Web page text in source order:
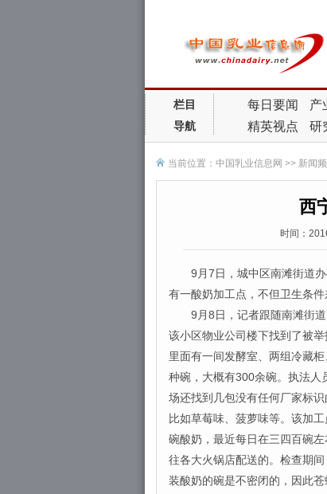
栏目
导航
每日要闻
产
精英视点
研
当前位置： 中国乳业信息网 >> 新闻
西
时间：
9月7日，城中区南滩街道办
有一酸奶加工点，不但卫生条
9月8日，记者跟随南滩街道
该小区物业公司楼下找到了被
里面有一间发酵室、两组冷藏
种碗，大概有300余碗。执法人
场还找到几包没有任何厂家标
比如草莓味、菠萝味等。该加
碗酸奶，最近每日在三四百碗
往各大火锅店配送的。检查期
装酸奶的碗是不密闭的，因此